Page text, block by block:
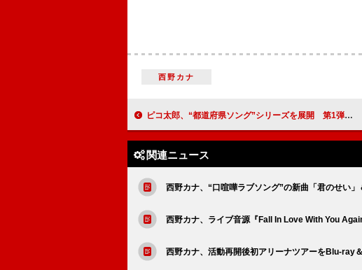
西野カナ
ピコ太郎、“都道府県ソング”シリーズを展開 第1弾は東北・北海道エリア
関連ニュース
西野カナ、“口喧嘩ラブソング”の新曲「君のせい
西野カナ、ライブ音源『Fall In Love With You
西野カナ、活動再開後初アリーナツアーをBlu-ray